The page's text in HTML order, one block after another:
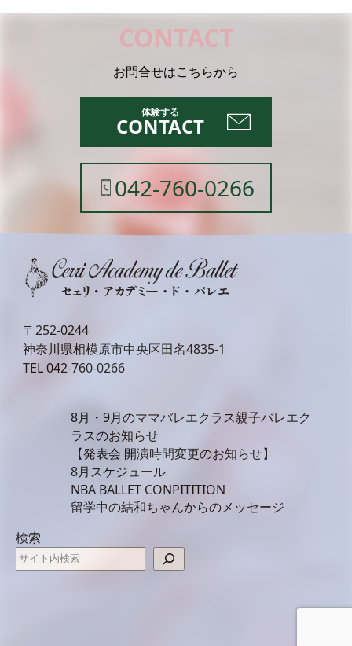
CONTACT
お問合せはこちらから
CONTACT
042-760-0266
〒252-0244
神奈川県相模原市中央区田名4835-1
TEL042-760-0266
8月・9月のママバレエクラス親子バレエク
ラスのお知らせ
【発表会 開演時間変更のお知らせ】
8月スケジュール
NBA BALLET CONPITITION
留学中の結和ちゃんからのメッセージ
検索